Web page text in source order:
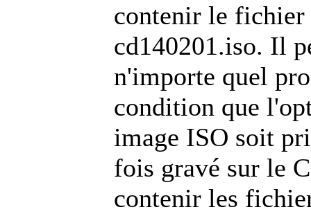
contenir le
cd140201.iso. Il
n'importe quel
condition que
image ISO soit
fois gravé sur le
contenir les